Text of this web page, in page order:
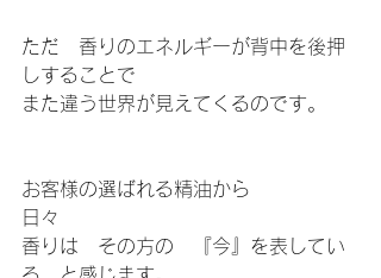
ただ　香りのエネルギーが背中を後押
しすることで
また違う世界が見えてくるのです。
お客様の選ばれる精油から
日々
香りは　その方の　『今』を表してい
る、と感じます。